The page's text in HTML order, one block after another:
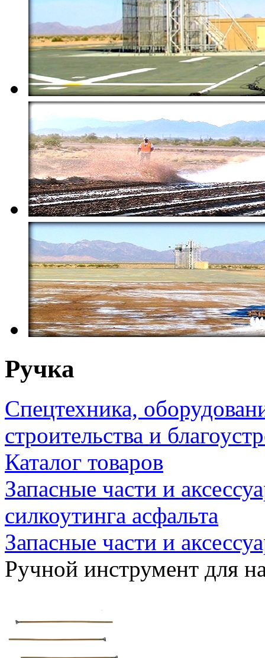
Ручка
Спецтехника,
строительства и
Каталог товаров
Запасные части и
силкоутинга асфальта
Запасные части и
Ручной инструмент для